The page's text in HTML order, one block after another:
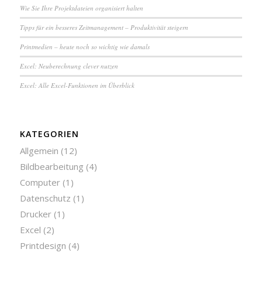
Wie Sie Ihre Pro­jekt­da­tei­en or­ga­ni­siert halten
Tipps für ein besseres Zeit­ma­na­ge­ment – Pro­duk­ti­vi­tät steigern
Printmedien – heute noch so wichtig wie damals
Excel: Neu­be­rech­nung clever nutzen
Excel: Alle Excel-Funktionen im Überblick
KATEGORIEN
Allgemein (12)
Bildbearbeitung (4)
Computer(1)
Datenschutz (1)
Drucker(1)
Excel (2)
Printdesign (4)